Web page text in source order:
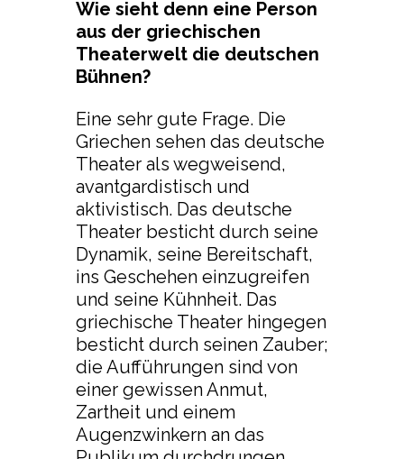
Wie sieht denn eine Person
aus der griechischen
Theaterwelt die deutschen
Bühnen?
Eine sehr gute Frage. Die
Griechen sehen das deutsche
Theater als wegweisend,
avantgardistisch und
aktivistisch. Das deutsche
Theater besticht durch seine
Dynamik, seine Bereitschaft,
ins Geschehen einzugreifen
und seine Kühnheit. Das
griechische Theater hingegen
besticht durch seinen Zauber;
die Aufführungen sind von
einer gewissen Anmut,
Zartheit und einem
Augenzwinkern an das